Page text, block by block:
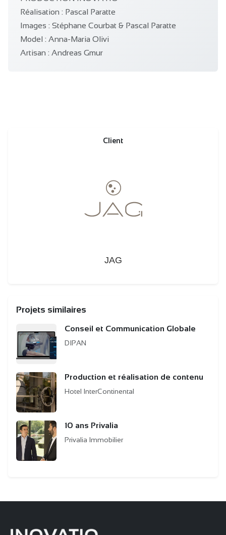
Réalisation : Pascal Paratte
Images : Stéphane Courbat & Pascal Paratte
Model : Anna-Maria Olivi
Artisan : Andreas Gmur
Client
JAG
Projets similaires
Conseil et Communication Globale
DIPAN
Production et réalisation de contenu
Hotel InterContinental
10 ans Privalia
Privalia Immobilier